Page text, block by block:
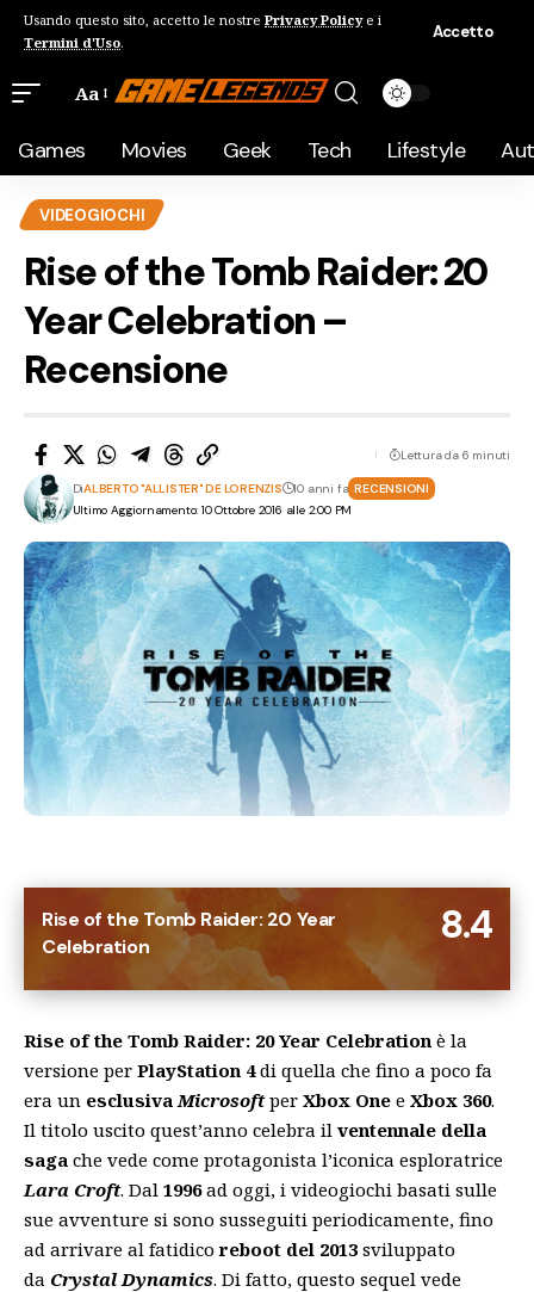
Usando questo sito, accetto le nostre Privacy Policye i
Termini d'Uso.
Accetto
Aa
Games Movies Geek Tech Lifestyle
VIDEOGIOCHI
Rise of the Tomb Raider: 20
Year Celebration –
Recensione
Ultimo Aggiornamento: 10 Ottobre 2016 alle 2:00 PM
DiALBERTO "ALLISTER" DE LORENZIS 10 anni fa RECENSIONI
Lettura da 6 minuti
8.4
Rise of the Tomb Raider: 20 Year
Celebration
Rise of the Tomb Raider: 20 Year Celebration è la
versione per PlayStation 4di quella che fino a poco fa
era un esclusiva Microsoftper Xbox One e Xbox 360.
Il titolo uscito quest’anno celebra il ventennale della
saga che vede come protagonista l’iconica esploratrice
Lara Croft. Dal 1996ad oggi, i videogiochi basati sulle
sue avventure si sono susseguiti periodicamente, fino
ad arrivare al fatidicoreboot del 2013 sviluppato
da Crystal Dynamics. Di fatto, questo sequel vede